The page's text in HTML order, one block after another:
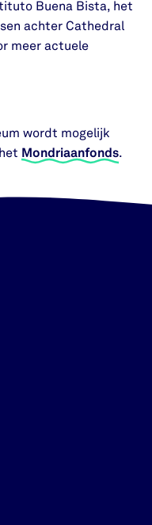
Buena Bista, het
achter Cathedral
meer actuele
wordt mogelijk
Mondriaanfonds.